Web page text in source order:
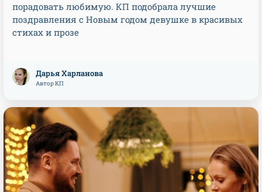
порадовать любимую. КП подобрала лучшие
поздравления с Новым годом девушке в красивых
стихах и прозе
Дарья Харланова
Автор КП